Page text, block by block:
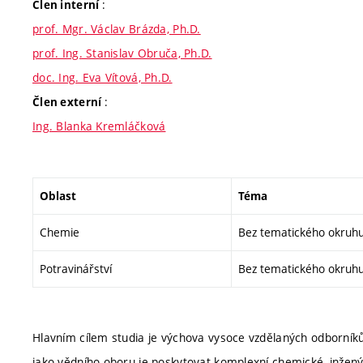
Člen interní :
prof. Mgr. Václav Brázda, Ph.D.
prof. Ing. Stanislav Obruča, Ph.D.
doc. Ing. Eva Vítová, Ph.D.
Člen externí :
Ing. Blanka Kremláčková
Oblast Téma
Chemie Bez tematického
Potravinářství Bez tematického
Hlavním cílem studia je výchova vysoce vzdělaných